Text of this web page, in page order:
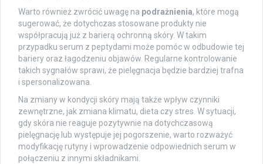
Warto również zwrócić uwagę na podrażnienia, które mogą
sugerować, że dotychczas stosowane produkty nie
współpracują już z barierą ochronną skóry. W takim
przypadku serum z peptydami może pomóc w odbudowie tej
bariery oraz łagodzeniu objawów. Regularne kontrolowanie
takich sygnałów sprawi, że pielęgnacja będzie bardziej trafna
i spersonalizowana.
Na zmiany w kondycji skóry mają także wpływ czynniki
zewnętrzne, jak zmiana klimatu, dieta czy stres. W sytuacji,
gdy skóra nie reaguje pozytywnie na dotychczasową
pielęgnację lub występuje jej pogorszenie, warto rozważyć
modyfikację rutyny i wprowadzenie odpowiednich serum w
połączeniu z innymi składnikami.